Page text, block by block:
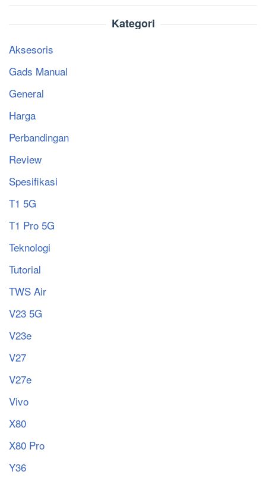
Kategori
Aksesoris
Gads Manual
General
Harga
Perbandingan
Review
Spesifikasi
T1 5G
T1 Pro 5G
Teknologi
Tutorial
TWS Air
V23 5G
V23e
V27
V27e
Vivo
X80
X80 Pro
Y36